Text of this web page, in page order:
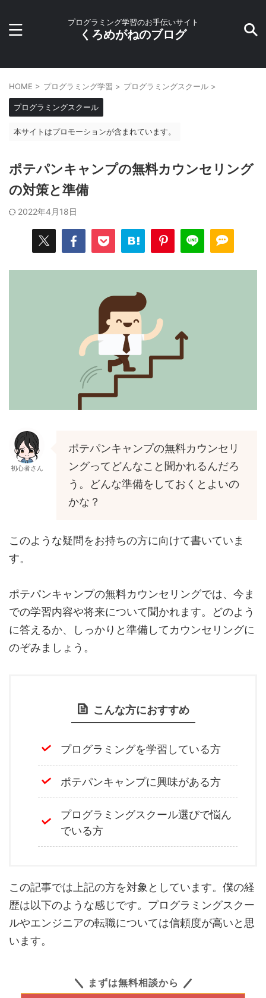
プログラミング学習のお手伝いサイト
くろめがねのブログ
HOME > プログラミング学習 > プログラミングスクール >
プログラミングスクール
本サイトはプロモーションが含まれています。
ポテパンキャンプの無料カウンセリング
の対策と準備
2022年4月18日
初心者さん
ポテパンキャンプの無料カウンセリ
ングってどんなこと聞かれるんだろ
う。どんな準備をしておくとよいの
かな？
このような疑問をお持ちの方に向けて書いていま
す。
ポテパンキャンプの無料カウンセリングでは、今ま
での学習内容や将来について聞かれます。どのよう
に答えるか、しっかりと準備してカウンセリングに
のぞみましょう。
こんな方におすすめ
プログラミングを学習している方
ポテパンキャンプに興味がある方
プログラミングスクール選びで悩ん
でいる方
この記事では上記の方を対象としています。僕の経
歴は以下のような感じです。プログラミングスクー
ルやエンジニアの転職については信頼度が高いと思
います。
まずは無料相談から